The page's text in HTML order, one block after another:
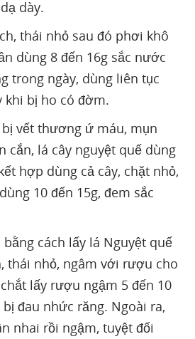
dày.
thái nhỏ sau đó phơi khô
dùng 8 đến 16g sắc nước
trong ngày, dùng liên tục
khi bị ho có đờm.
vết thương ứ máu, mụn
cắn, lá cây nguyệt quế dùng
hợp dùng cả cây, chặt nhỏ,
10 đến 15g, đem sắc
cách lấy lá Nguyệt quế
thái nhỏ, ngâm với rượu cho
lấy rượu ngậm 5 đến 10
đau nhức răng. Ngoài ra,
nhai rồi ngậm, tuyệt đối